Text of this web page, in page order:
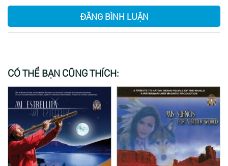
ĐĂNG BÌNH LUẬN
CÓ THỂ BẠN CŨNG THÍCH: